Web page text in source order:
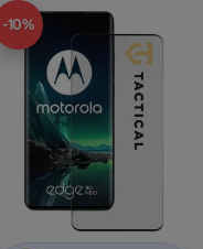
-10%